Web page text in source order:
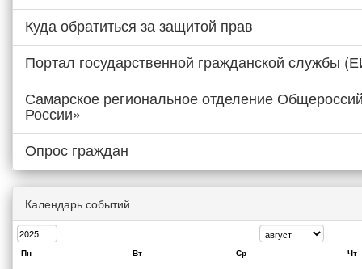
Куда обратиться за защитой прав
Портал государственной гражданской службы
Самарское региональное отделение
России»
Опрос граждан
Календарь событий
Пн Вт Ср
Чт